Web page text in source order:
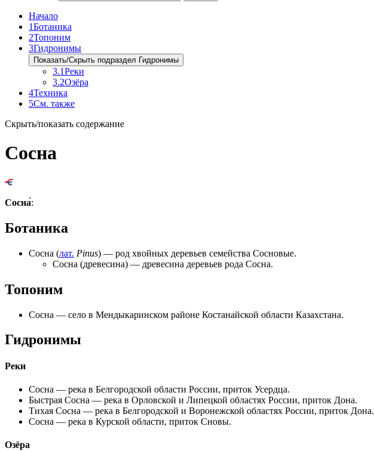
Начало
1Ботаника
2Топоним
3Гидронимы
Показать/Скрыть подраздел Гидронимы
3.1Реки
3.2Озёра
4Техника
5См. также
Скрыть/показать содержание
Сосна
Сосна́:
Ботаника
Сосна (лат. Pinus) — род хвойных деревьев семейства Сосновые.
Сосна (древесина) — древесина деревьев рода Сосна.
Топоним
Сосна — село в Мендыкаринском районе Костанайской области Казахстана.
Гидронимы
Реки
Сосна — река в Белгородской области России, приток Усердца.
Быстрая Сосна — река в Орловской и Липецкой областях России, приток Дона.
Тихая Сосна — река в Белгородской и Воронежской областях России, приток Дона.
Сосна — река в Курской области, приток Сновы.
Озёра